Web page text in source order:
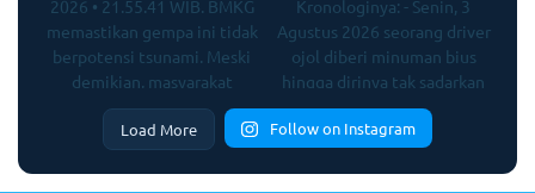
Load More Follow on Instagram